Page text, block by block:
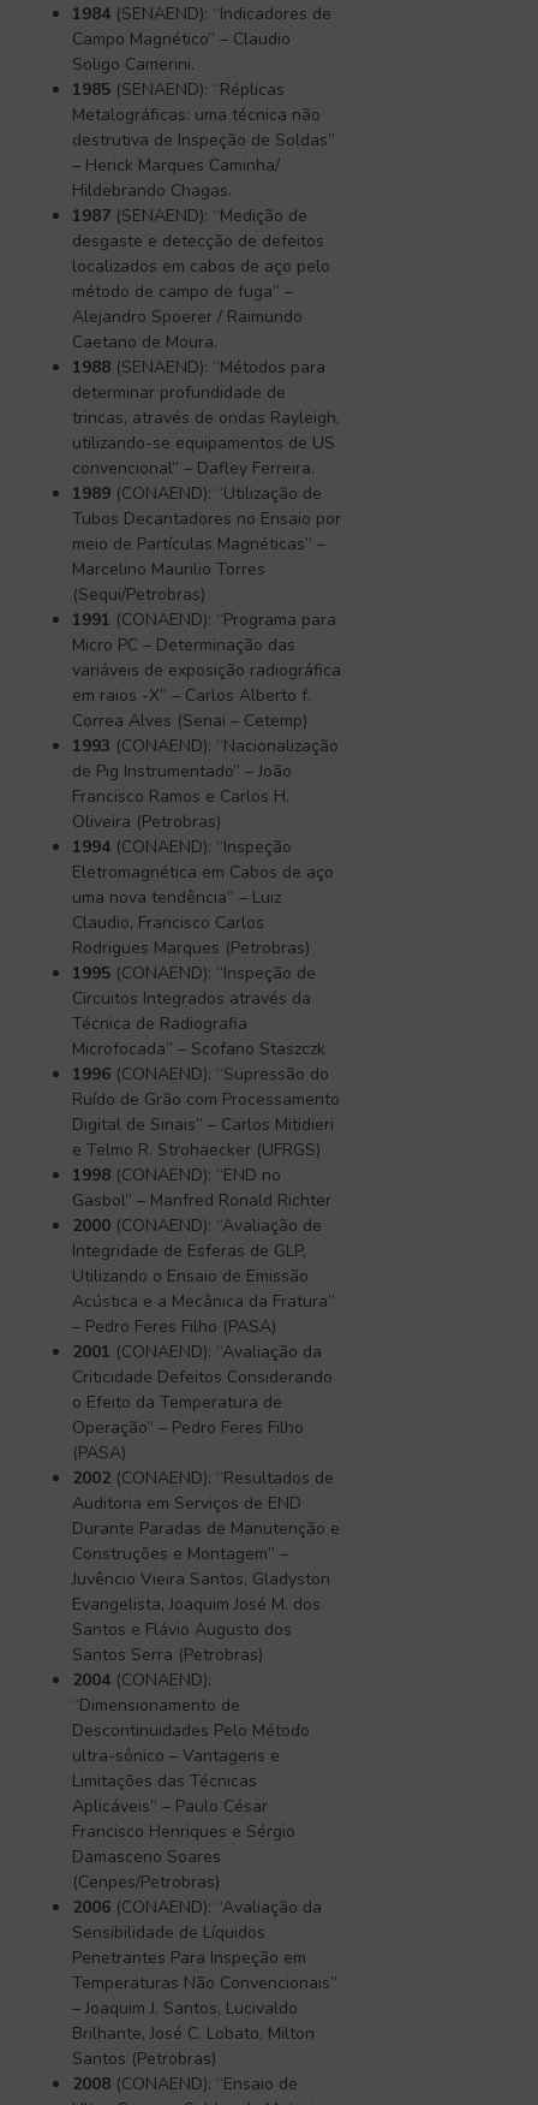
1984 (SENAEND): “Indicadores de
Campo Magnético” – Claudio
Soligo Camerini.
1985 (SENAEND): “Réplicas
Metalográficas: uma técnica não
destrutiva de Inspeção de Soldas”
– Herick Marques Caminha/
Hildebrando Chagas.
1987 (SENAEND): “Medição de
desgaste e detecção de defeitos
localizados em cabos de aço pelo
método de campo de fuga” –
Alejandro Spoerer / Raimundo
Caetano de Moura.
1988 (SENAEND): “Métodos para
determinar profundidade de
trincas, através de ondas Rayleigh,
utilizando-se equipamentos de US
convencional” – Dafley Ferreira.
1989 (CONAEND): “Utilização de
Tubos Decantadores no Ensaio por
meio de Partículas Magnéticas” –
Marcelino Maurilio Torres
(Sequi/Petrobras)
1991 (CONAEND): “Programa para
Micro PC – Determinação das
variáveis de exposição radiográfica
em raios -X” – Carlos Alberto f.
Correa Alves (Senai – Cetemp)
1993 (CONAEND): “Nacionalização
de Pig Instrumentado” – João
Francisco Ramos e Carlos H.
Oliveira (Petrobras)
1994 (CONAEND): “Inspeção
Eletromagnética em Cabos de aço
uma nova tendência” – Luiz
Claudio, Francisco Carlos
Rodrigues Marques (Petrobras)
1995 (CONAEND): “Inspeção de
Circuitos Integrados através da
Técnica de Radiografia
Microfocada” – Scofano Staszczk
1996 (CONAEND): “Supressão do
Ruído de Grão com Processamento
Digital de Sinais” – Carlos Mitidieri
e Telmo R. Strohaecker (UFRGS)
1998 (CONAEND): “END no
Gasbol” – Manfred Ronald Richter
2000 (CONAEND): “Avaliação de
Integridade de Esferas de GLP,
Utilizando o Ensaio de Emissão
Acústica e a Mecânica da Fratura”
– Pedro Feres Filho (PASA)
2001 (CONAEND): “Avaliação da
Criticidade Defeitos Considerando
o Efeito da Temperatura de
Operação” – Pedro Feres Filho
(PASA)
2002 (CONAEND): “Resultados de
Auditoria em Serviços de END
Durante Paradas de Manutenção e
Construções e Montagem” –
Juvêncio Vieira Santos, Gladyston
Evangelista, Joaquim José M. dos
Santos e Flávio Augusto dos
Santos Serra (Petrobras)
2004 (CONAEND):
“Dimensionamento de
Descontinuidades Pelo Método
ultra-sônico – Vantagens e
Limitações das Técnicas
Aplicáveis” – Paulo César
Francisco Henriques e Sérgio
Damasceno Soares
(Cenpes/Petrobras)
2006 (CONAEND): “Avaliação da
Sensibilidade de Líquidos
Penetrantes Para Inspeção em
Temperaturas Não Convencionais”
– Joaquim J. Santos, Lucivaldo
Brilhante, José C. Lobato, Milton
Santos (Petrobras)
2008 (CONAEND): “Ensaio de